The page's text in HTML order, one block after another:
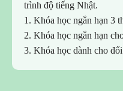
trình độ tiếng Nhật.
1. Khóa học ngắn hạn 3
2. Khóa học ngắn hạn
3. Khóa học dành cho